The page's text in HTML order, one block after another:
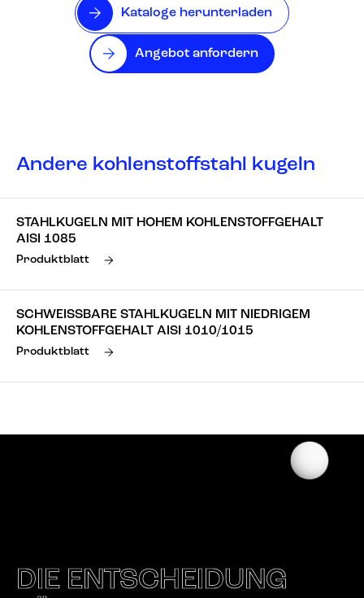
Kataloge herunterladen
Angebot anfordern
Andere kohlenstoffstahl kugeln
STAHLKUGELN MIT HOHEM KOHLENSTOFFGEHALT
AISI 1085
Produktblatt
SCHWEISSBARE STAHLKUGELN MIT NIEDRIGEM
KOHLENSTOFFGEHALT AISI 1010/1015
Produktblatt
DIE ENTSCHEIDUNG